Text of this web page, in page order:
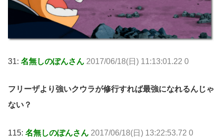
31: 名無しのぽんさん 2017/06/18(日) 11:13:01.22 0
フリーザより強いクウラが修行すれば最強になれるんじゃ
ない？
115: 名無しのぽんさん 2017/06/18(日) 13:22:53.72 0